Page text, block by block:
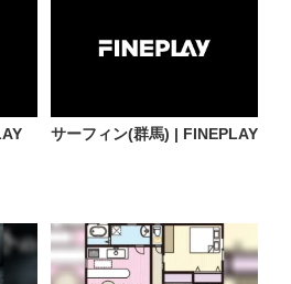
サーフィン(群馬) | FINEPLAY